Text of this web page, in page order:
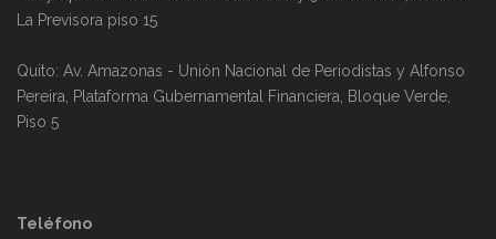
La Previsora piso 15
Quito: Av. Amazonas - Unión Nacional de Periodistas y Alfonso
Pereira, Plataforma Gubernamental Financiera, Bloque Verde,
Piso 5
Teléfono